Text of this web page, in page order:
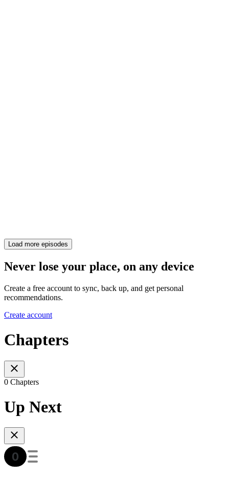
Load more episodes
Never lose your place, on any device
Create a free account to sync, back up, and get personal
recommendations.
Create account
Chapters
0 Chapters
Up Next